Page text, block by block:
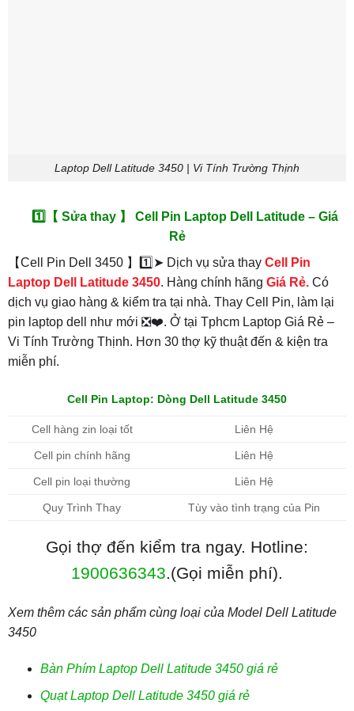
Laptop Dell Latitude 3450 | Vi Tính Trường Thịnh
1️⃣【 Sửa thay 】 Cell Pin Laptop Dell Latitude – Giá
Rẻ
【Cell Pin Dell 3450 】1️⃣➤ Dịch vụ sửa thay Cell Pin
Laptop Dell Latitude 3450. Hàng chính hãng Giá Rẻ.Có
dịch vụ giao hàng & kiểm tra tại nhà. Thay Cell Pin, làm lại
pin laptop dell như mới ❎❤️. Ở tại Tphcm Laptop Giá Rẻ –
Vi Tính Trường Thịnh. Hơn 30 thợ kỹ thuật đến & kiện tra
miễn phí.
Cell Pin Laptop: Dòng Dell Latitude 3450
Cell hàng zin loại tốt Liên Hệ
Cell pin chính hãng Liên Hệ
Cell pin loại thường Liên Hệ
Quy Trình Thay Tùy vào tình trạng của Pin
Gọi thợ đến kiểm tra ngay. Hotline:
1900636343.(Gọi miễn phí).
Xem thêm các sản phẩm cùng loại của Model Dell Latitude
3450
Bàn Phím Laptop Dell Latitude 3450 giá rẻ
Quạt Laptop Dell Latitude 3450 giá rẻ